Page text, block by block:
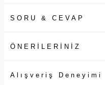
SORU & CEVAP
ÖNERİLERİNİZ
Alışveriş Deneyimi